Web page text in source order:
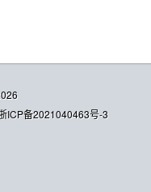
ICP备2021040463号-3